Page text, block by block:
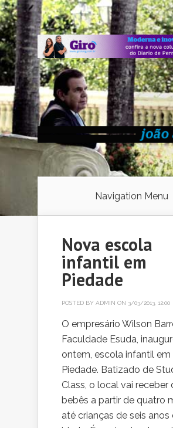
Navigation Menu
Nova escola
infantil em
Piedade
POSTED BY ADMIN ON 3/03/2013, 12:00
O empresário Wilson
Faculdade Esuda,
ontem, escola infantil em
Piedade. Batizado de
Class, o local vai receber
bebês a partir de quatro
até crianças de seis anos